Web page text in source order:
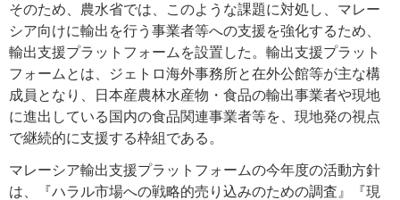
そのため、農水省では、このような課題に対処し、マレー
シア向けに輸出を行う事業者等への支援を強化するため、
輸出支援プラットフォームを設置した。輸出支援プラット
フォームとは、ジェトロ海外事務所と在外公館等が主な構
成員となり、日本産農林水産物・食品の輸出事業者や現地
に進出している国内の食品関連事業者等を、現地発の視点
で継続的に支援する枠組である。
マレーシア輸出支援プラットフォームの今年度の活動方針
は、『ハラル市場への戦略的売り込みのための調査』『現